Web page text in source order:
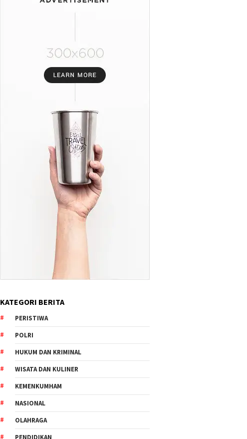
KATEGORI BERITA
PERISTIWA
POLRI
HUKUM DAN KRIMINAL
WISATA DAN KULINER
KEMENKUMHAM
NASIONAL
OLAHRAGA
PENDIDIKAN